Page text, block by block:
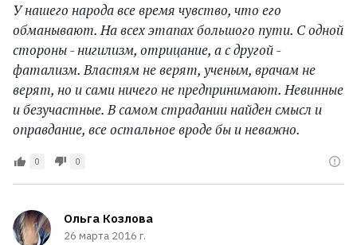
У нашего народа все время чувство, что его
обманывают. На всех этапах большого пути. С одной
стороны - нигилизм, отрицание, а с другой -
фатализм. Властям не верят, ученым, врачам не
верят, но и сами ничего не предпринимают. Невинные
и безучастные. В самом страдании найден смысл и
оправдание, все остальное вроде бы и неважно.
0 0
Ольга Козлова
26 марта 2016 г.